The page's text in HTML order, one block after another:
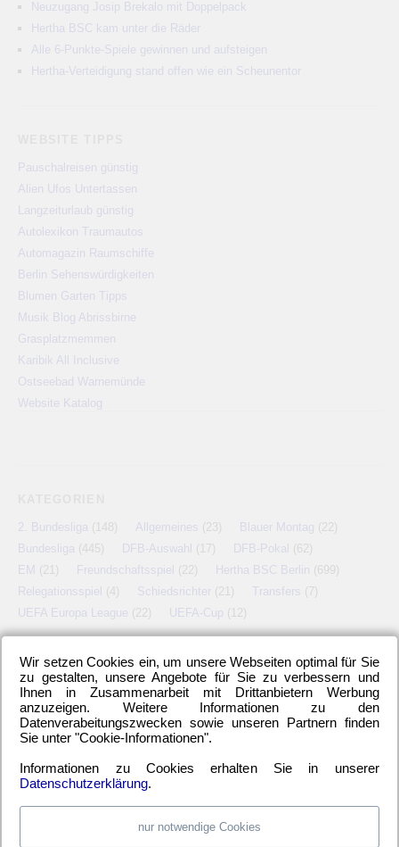
Neuzugang Josip Brekalo mit Doppelpack
Hertha BSC kam unter die Räder
Alle 6-Punkte-Spiele gewinnen und aufsteigen
Hertha-Verteidigung stand offen wie ein Scheunentor
Pauschalreisen günstig
Alien Ufos Untertassen
Langzeiturlaub günstig
Autolexikon Traumautos
Automagazin Raumschiffe
Berlin Sehenswürdigkeiten
Blumen Garten Tipps
Musik Blog Abrissbirne
Grasplatzmemmen
Karibik All Inclusive
Ostseebad Warnemünde
Website Katalog
2. Bundesliga (148) Allgemeines (23) Blauer Montag (22)
Bundesliga (445) DFB-Auswahl (17) DFB-Pokal (62)
EM (21) Freundschaftsspiel (22) Hertha BSC Berlin (699)
Relegationsspiel (4) Schiedsrichter (21) Transfers (7)
UEFA Europa League (22) UEFA-Cup (12)
META
Anmelden Eintrags-Feed Kommentar-Feed WordPress.org
Wir setzen Cookies ein, um unsere Webseiten optimal für Sie
zu gestalten, unsere Angebote für Sie zu verbessern und
Ihnen in Zusammenarbeit mit Drittanbietern Werbung
anzuzeigen. Weitere Informationen zu den
Datenverabeitungszwecken sowie unseren Partnern finden
Sie unter "Cookie-Informationen".
Informationen zu Cookies erhalten Sie in unserer
Datenschutzerklärung.
nur notwendige Cookies